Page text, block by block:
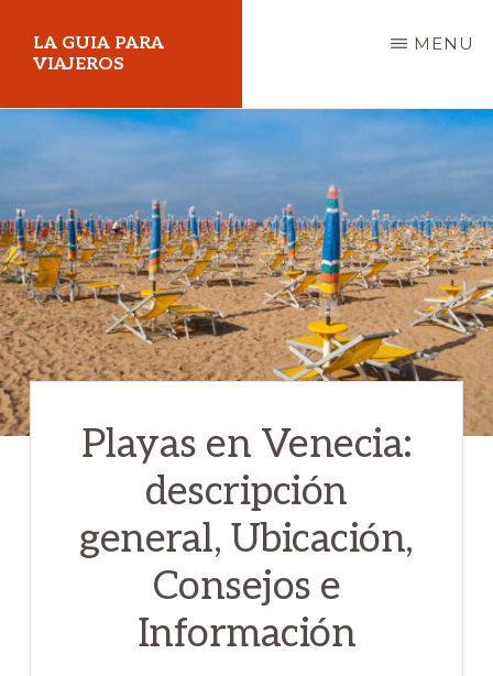
content
LA GUIA PARA
VIAJEROS
MENU
Playas en Venecia:
descripción
general, Ubicación,
Consejos e
Información